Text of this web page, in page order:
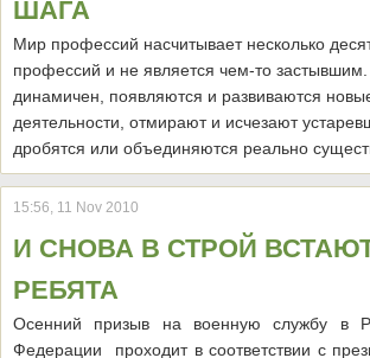
ШАГА
Мир профессий насчитывает несколько
профессий и не является чем-то
динамичен, появляются и развиваются
деятельности, отмирают и исчезают
дробятся или объединяются реально
15:56, 11 Nov 2010
И СНОВА В СТРОЙ
РЕБЯТА
Осенний призыв на военную службу в
Федерации проходит в соответствии с